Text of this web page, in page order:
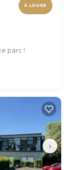
À LOUER
parc !
›